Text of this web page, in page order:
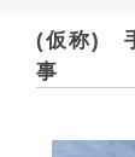
(仮称)
事